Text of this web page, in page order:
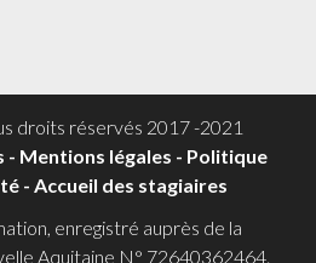
droits réservés 2017 -2021
- Mentions légales - Politique
- Accueil des stagiaires
enregistré auprès de la
Aquitaine N° 72640362464.